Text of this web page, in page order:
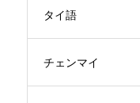
タイ語
チェンマイ